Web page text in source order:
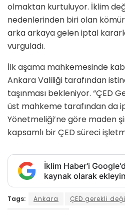
olmaktan kurtuluyor. İklim
nedenlerinden biri olan
arka arkaya gelen iptal
vurguladı.
İlk aşama mahkemesinde
Ankara Valiliği tarafından
taşınması bekleniyor. “ÇED
üst mahkeme tarafından da
Yönetmeliği’ne göre maden
kapsamlı bir ÇED süreci
İklim Haber'i
kaynak olarak ekleyin
Tags: Ankara ÇED gerekli